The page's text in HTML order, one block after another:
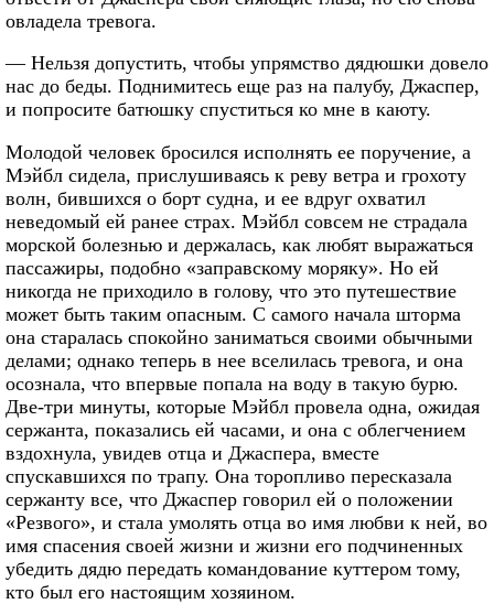
овладела тревога.
— Нельзя допустить, чтобы упрямство дядюшки довело
нас до беды. Поднимитесь еще раз на палубу, Джаспер,
и попросите батюшку спуститься ко мне в каюту.
Молодой человек бросился исполнять ее поручение, а
Мэйбл сидела, прислушиваясь к реву ветра и грохоту
волн, бившихся о борт судна, и ее вдруг охватил
неведомый ей ранее страх. Мэйбл совсем не страдала
морской болезнью и держалась, как любят выражаться
пассажиры, подобно «заправскому моряку». Но ей
никогда не приходило в голову, что это путешествие
может быть таким опасным. С самого начала шторма
она старалась спокойно заниматься своими обычными
делами; однако теперь в нее вселилась тревога, и она
осознала, что впервые попала на воду в такую бурю.
Две-три минуты, которые Мэйбл провела одна, ожидая
сержанта, показались ей часами, и она с облегчением
вздохнула, увидев отца и Джаспера, вместе
спускавшихся по трапу. Она торопливо пересказала
сержанту все, что Джаспер говорил ей о положении
«Резвого», и стала умолять отца во имя любви к ней, во
имя спасения своей жизни и жизни его подчиненных
убедить дядю передать командование куттером тому,
кто был его настоящим хозяином.